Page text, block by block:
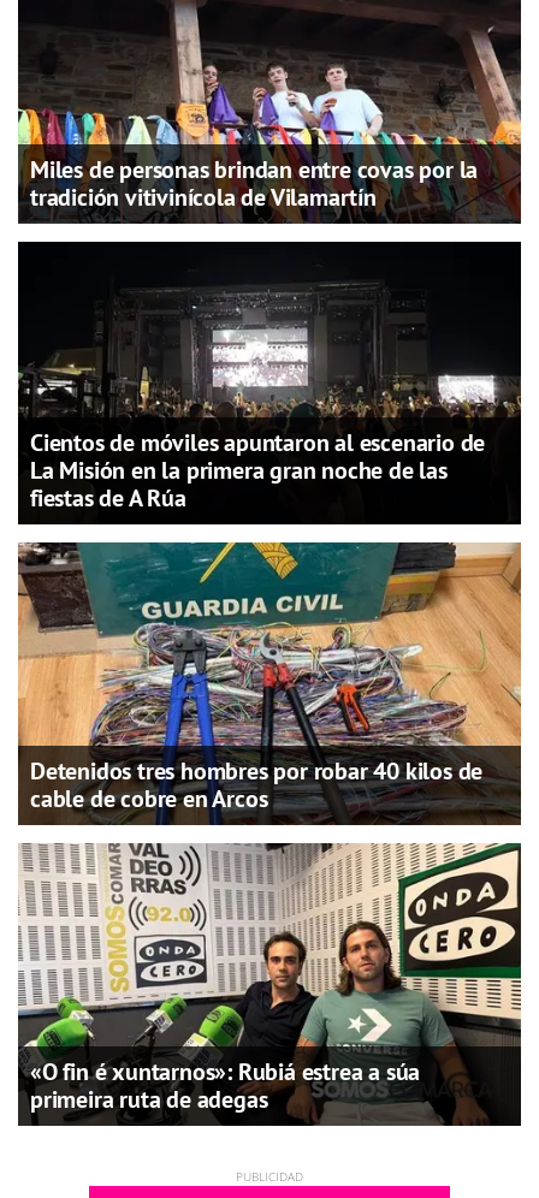
Miles de personas brindan entre covas por la
tradición vitivinícola de Vilamartín
Cientos de móviles apuntaron al escenario de
La Misión en la primera gran noche de las
fiestas de A Rúa
Detenidos tres hombres por robar 40 kilos de
cable de cobre en Arcos
«O fin é xuntarnos»: Rubiá estrea a súa
primeira ruta de adegas